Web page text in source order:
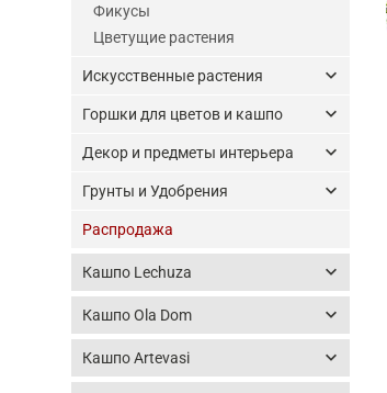
Фикусы
Цветущие растения
Искусственные растения keyboard_arrow_down
Горшки для цветов и кашпо keyboard_arrow_down
Декор и предметы интерьера keyboard_arrow_down
Грунты и Удобрения keyboard_arrow_down
Распродажа
Кашпо Lechuza keyboard_arrow_down
Кашпо Ola Dom keyboard_arrow_down
Кашпо Artevasi keyboard_arrow_down